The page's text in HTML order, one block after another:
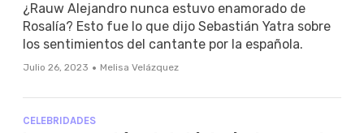
¿Rauw Alejandro nunca estuvo enamorado de
Rosalía? Esto fue lo que dijo Sebastián Yatra sobre
los sentimientos del cantante por la española.
Julio 26, 2023 · Melisa Velázquez
CELEBRIDADES